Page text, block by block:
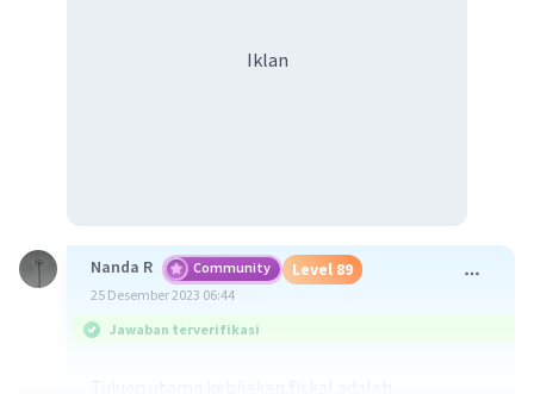
Iklan
Nanda R Community Level 89
25 Desember 2023 06:44
Jawaban terverifikasi